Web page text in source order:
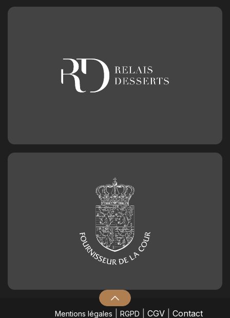
Mentions légales RGPD CGV| Contact